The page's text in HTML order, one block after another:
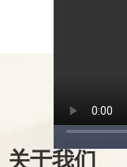
关于我们